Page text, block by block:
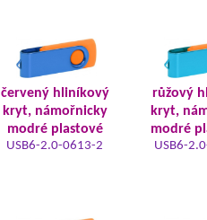
červený hliníkový
kryt, námořnicky
modré plastové
USB6-2.0-0613-2
růžový
kryt,
modré
USB6-